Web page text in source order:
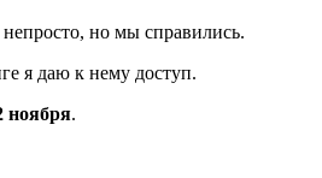
но мы справились.
я даю к нему доступ.
ноября.